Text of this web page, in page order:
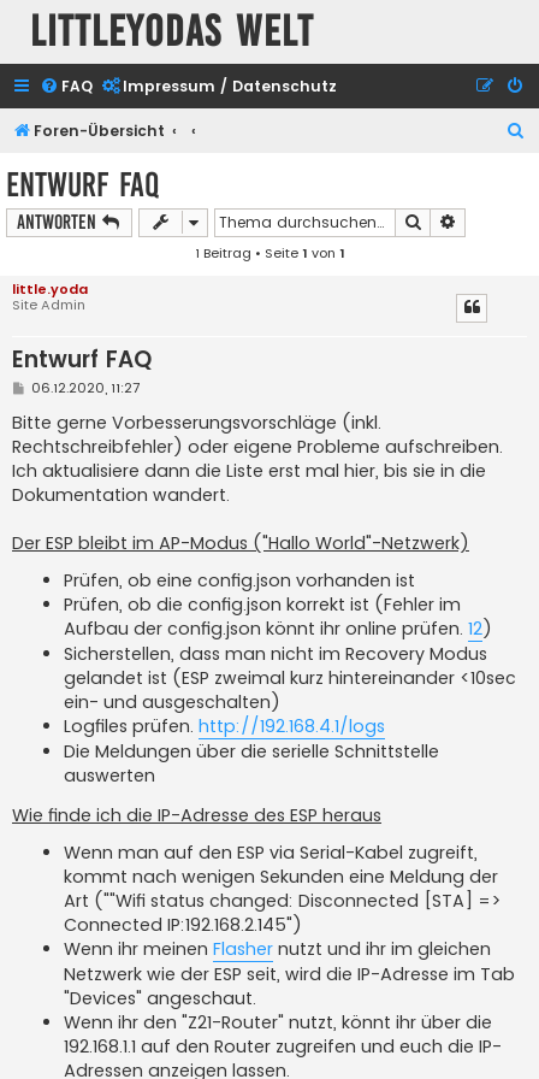
Littleyodas Welt
FAQ Impressum / Datenschutz
Foren-Übersicht
Entwurf FAQ
Antworten Suche
1 Beitrag • Seite1 von 1
little.yoda
Site Admin
Entwurf FAQ
B
i
t
r
a
g
06.12.2020, 11:27
Bitte gerne Vorbesserungsvorschläge (inkl.
Rechtschreibfehler) oder eigene Probleme aufschreiben.
Ich aktualisiere dann die Liste erst mal hier, bis sie in die
Dokumentation wandert.
Der ESP bleibt im AP-Modus ("Hallo World"-Netzwerk)
Prüfen, ob eine config.json vorhanden ist
Prüfen, ob die config.json korrekt ist (Fehler im
Aufbau der config.json könnt ihr online prüfen. 12)
Sicherstellen, dass man nicht im Recovery Modus
gelandet ist (ESP zweimal kurz hintereinander <10sec
ein- und ausgeschalten)
Logfiles prüfen. http://192.168.4.1/logs
Die Meldungen über die serielle Schnittstelle
auswerten
Wie finde ich die IP-Adresse des ESP heraus
Wenn man auf den ESP via Serial-Kabel zugreift,
kommt nach wenigen Sekunden eine Meldung der
Art (""Wifi status changed: Disconnected [STA] =>
Connected IP:192.168.2.145")
Wenn ihr meinen Flashernutzt und ihr im gleichen
Netzwerk wie der ESP seit, wird die IP-Adresse im Tab
"Devices" angeschaut.
Wenn ihr den "Z21-Router" nutzt, könnt ihr über die
192.168.1.1 auf den Router zugreifen und euch die IP-
Adressen anzeigen lassen.